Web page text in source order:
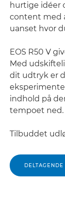
hurtige idéer
content med
uanset hvor
EOS R50 V
Med
dit udtryk er
indhold på
tempoet ned.
Tilbuddet